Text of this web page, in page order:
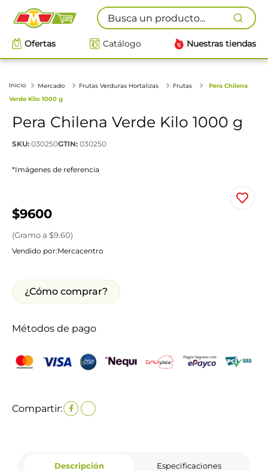
Busca un producto...
Ofertas Catálogo Nuestras tiendas
Mercado Frutas Verduras Hortalizas Frutas
Pera Chilena
Verde Kilo 1000 g
Pera Chilena Verde Kilo 1000 g
SKU: 030250GTIN: 030250
*Imágenes de referencia
$9600
(Gramoa $9.60)
Vendido por:Mercacentro
¿Cómo comprar?
Métodos de pago
Compartir:
Descripción Especificaciones